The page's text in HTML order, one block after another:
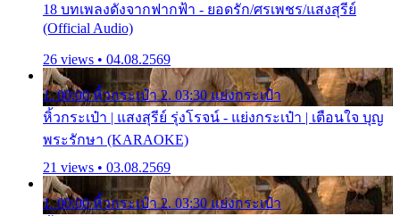
18 บทเพลงดังจากฟากฟ้า - ยอดรัก/ศรเพชร/แสงสุรีย์
(Official Audio)
26 views • 04.08.2569
1. 00:00 หิ้วกระเป๋า 2. 03:30 แย่งกระเป๋า
หิ้วกระเป๋า | แสงสุรีย์ รุ่งโรจน์ - แย่งกระเป๋า | เตือนใจ บุญ
พระรักษา (KARAOKE)
21 views • 03.08.2569
1. 00:00 หิ้วกระเป๋า 2. 03:30 แย่งกระเป๋า